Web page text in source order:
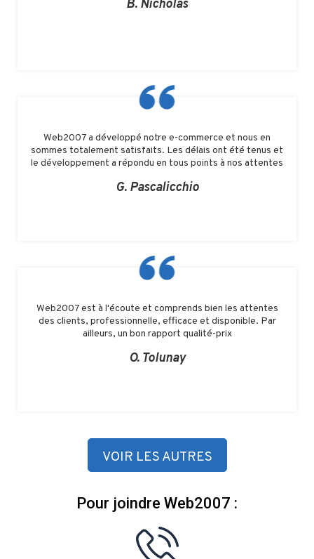
B. Nicholas
Web2007 a développé notre e-commerce et nous en
sommes totalement satisfaits. Les délais ont été tenus et
le développement a répondu en tous points à nos attentes
G. Pascalicchio
Web2007 est à l'écoute et comprends bien les attentes
des clients, professionnelle, efficace et disponible. Par
ailleurs, un bon rapport qualité-prix
O. Tolunay
VOIR LES AUTRES
Pour joindre Web2007 :